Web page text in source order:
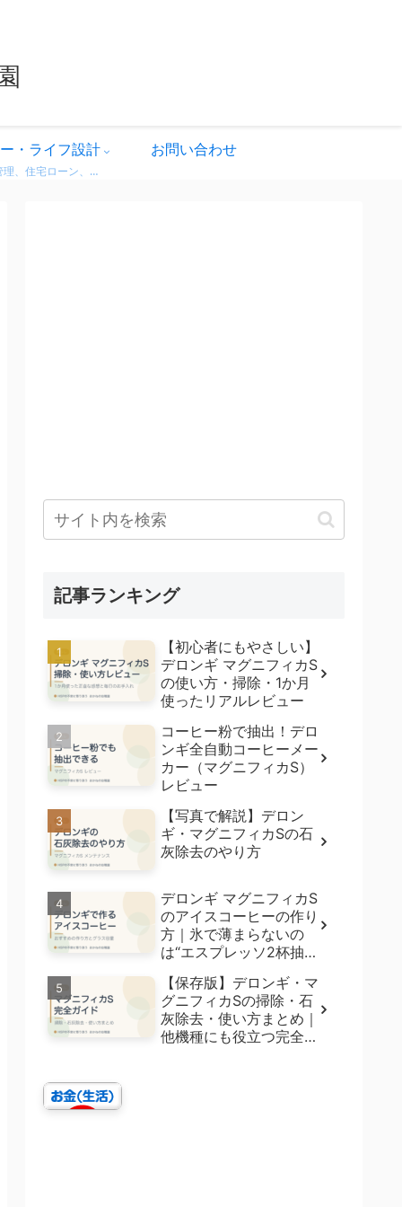
・ライフ設計
家計管理、住宅ローン、保険、ふるさと納税など、暮らしのお金にまつわる情報をわかりやすく解説。 無理せず・不安なく、将来に備えるためのヒントをまとめています。 どれも実体験をベースに、生活者目線で書いています。
お問い合わせ
記事ランキング
【初心者にもやさしい】
デロンギ マグニフィカS
の使い方・掃除・1か月
使ったリアルレビュー
コーヒー粉で抽出！デロ
ンギ全自動コーヒーメー
カー（マグニフィカS）
レビュー
【写真で解説】デロン
ギ・マグニフィカSの石
灰除去のやり方
デロンギ マグニフィカS
のアイスコーヒーの作り
方｜氷で薄まらないの
は“エスプレッソ2杯抽
【保存版】デロンギ・マ
グニフィカSの掃除・石
灰除去・使い方まとめ｜
他機種にも役立つ完全ガ